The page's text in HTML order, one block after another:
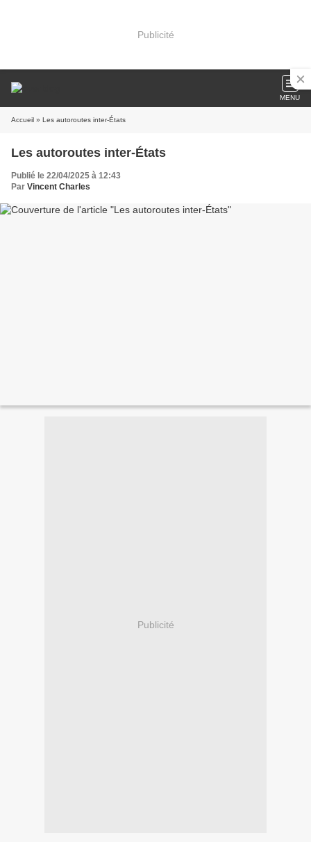
Publicité
MENU
Accueil » Les autoroutes inter-États
Les autoroutes inter-États
Publié le 22/04/2025 à 12:43
Par Vincent Charles
Publicité